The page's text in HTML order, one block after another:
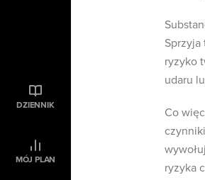
DZIENNIK
MÓJ PLAN
ryzyko
udaru
Co
ryzyka